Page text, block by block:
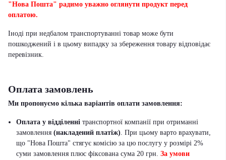
"Нова Пошта" радимо уважно оглянути продукт перед
оплатою.
Іноді при недбалом транспортуванні товар може бути
пошкоджений і в цьому випадку за збереження товару відповідає
перевізник.
Оплата замовлень
Ми пропонуємо кілька варіантів оплати замовлення:
Оплата у відділенні транспортної компанії при отриманні
замовлення (накладений платіж). При цьому варто врахувати,
що "Нова Пошта" стягує комісію за цю послугу у розмірі 2%
суми замовлення плюс фіксована сума 20 грн. За умови